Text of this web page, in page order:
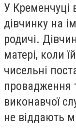
У Кременчуці
дівчинку на
родичі.
матері, коли
чисельні
провадження
виконавчої
не віддають